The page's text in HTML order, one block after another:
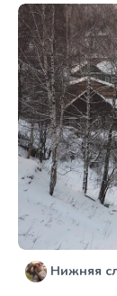
Нижняя